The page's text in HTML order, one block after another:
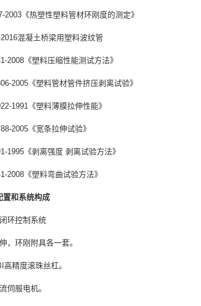
2003《热塑性塑料管材环刚度的测定》
混凝土桥梁用塑料波纹管
2008《塑料压缩性能测试方法》
2005《塑料管材管件挤压剥离试验》
1991《塑料薄膜拉伸性能》
2005《宽条拉伸试验》
1995《剥离强度 剥离试验方法》
2008《塑料弯曲试验方法》
置和系统构成
环控制系统
，环刚附具各一套。
高精度滚珠丝杠。
伺服电机。